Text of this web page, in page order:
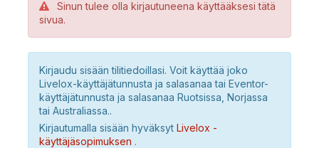
Sinun tulee olla kirjautuneena käyttääksesi tätä
sivua.
Kirjaudu sisään tilitiedoillasi. Voit käyttää joko
Livelox-käyttäjätunnusta ja salasanaa tai Eventor-
käyttäjätunnusta ja salasanaa Ruotsissa, Norjassa
tai Australiassa..
Kirjautumalla sisään hyväksyt Livelox -
käyttäjäsopimuksen .